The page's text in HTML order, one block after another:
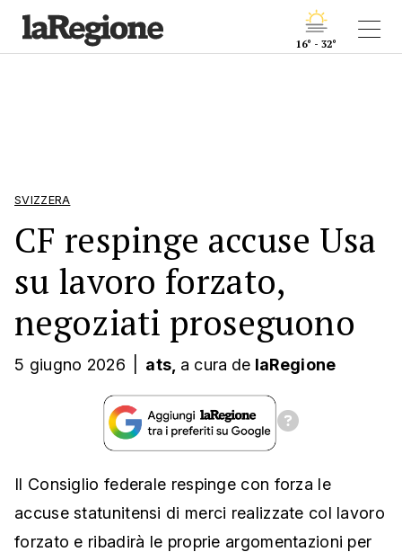
16° - 32°
SVIZZERA
CF respinge accuse Usa
su lavoro forzato,
negoziati proseguono
5 giugno 2026 ats, a cura de laRegione
Il Consiglio federale respinge con forza le
accuse statunitensi di merci realizzate col lavoro
forzato e ribadirà le proprie argomentazioni per